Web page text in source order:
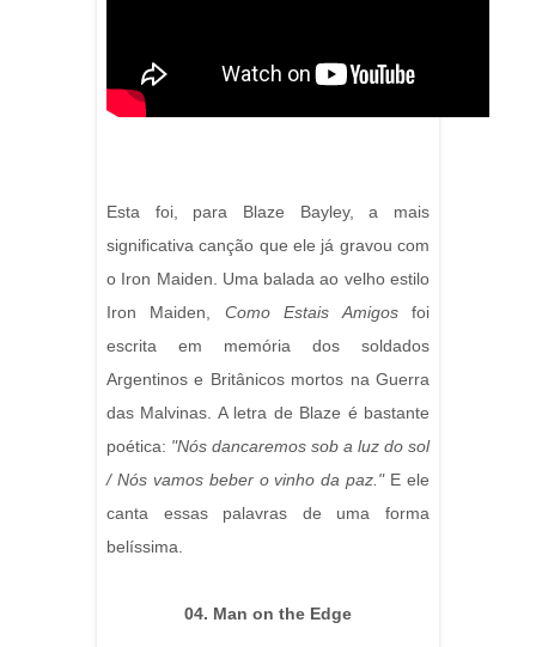
Esta foi, para Blaze Bayley, a mais
significativa canção que ele já gravou com
o Iron Maiden. Uma balada ao velho estilo
Iron Maiden, Como Estais Amigosfoi
escrita em memória dos soldados
Argentinos e Britânicos mortos na Guerra
das Malvinas. A letra de Blaze é bastante
poética: "Nós dancaremos sob a luz do sol
/ Nós vamos beber o vinho da paz."E ele
canta essas palavras de uma forma
belíssima.
04. Man on the Edge